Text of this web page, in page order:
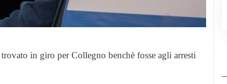
in giro per Collegno benchè fosse agli arresti